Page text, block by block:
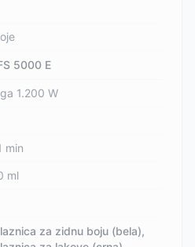
5000 E
1.200 W
min
ml
za zidnu boju (bela),